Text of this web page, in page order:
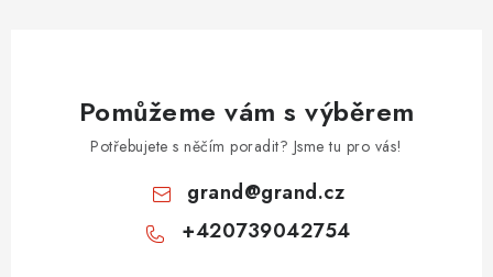
Pomůžeme vám s výběrem
Potřebujete s něčím poradit? Jsme tu pro vás!
grand@grand.cz
+420739042754